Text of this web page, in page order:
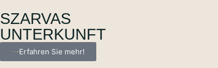
SZARVAS
UNTERKUNFT
Erfahren Sie mehr!